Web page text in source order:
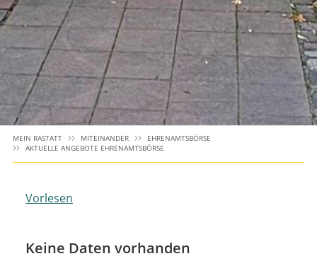
MEIN RASTATT MITEINANDER
EHRENAMTSBÖRSE
AKTUELLE ANGEBOTE EHRENAMTSBÖRSE
Vorlesen
Keine Daten vorhanden